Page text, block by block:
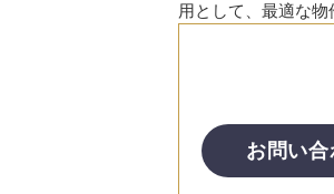
用として、最適な物
お問い